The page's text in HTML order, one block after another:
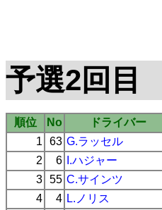
予選2回目
順位 No ドライバー
1
63 G.ラッセル
2
6 I.ハジャー
3 55 C.サインツ
4
4 L.ノリス